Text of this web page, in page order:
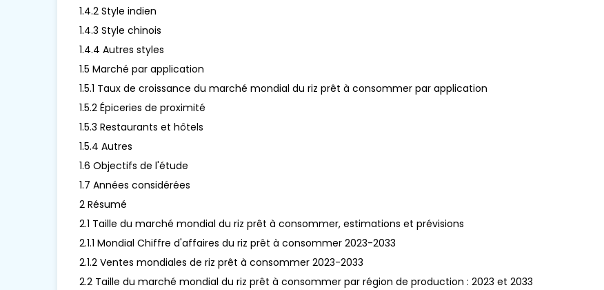
1.4.2 Style indien
1.4.3 Style chinois
1.4.4 Autres styles
1.5 Marché par application
1.5.1 Taux de croissance du marché mondial du riz prêt à consommer par application
1.5.2 Épiceries de proximité
1.5.3 Restaurants et hôtels
1.5.4 Autres
1.6 Objectifs de l'étude
1.7 Années considérées
2 Résumé
2.1 Taille du marché mondial du riz prêt à consommer, estimations et prévisions
2.1.1 Mondial Chiffre d'affaires du riz prêt à consommer 2023-2033
2.1.2 Ventes mondiales de riz prêt à consommer 2023-2033
2.2 Taille du marché mondial du riz prêt à consommer par région de production : 2023 et 2033